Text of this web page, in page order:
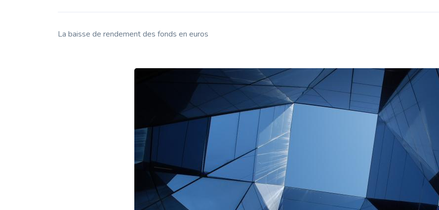
La baisse de rendement des fonds en euros